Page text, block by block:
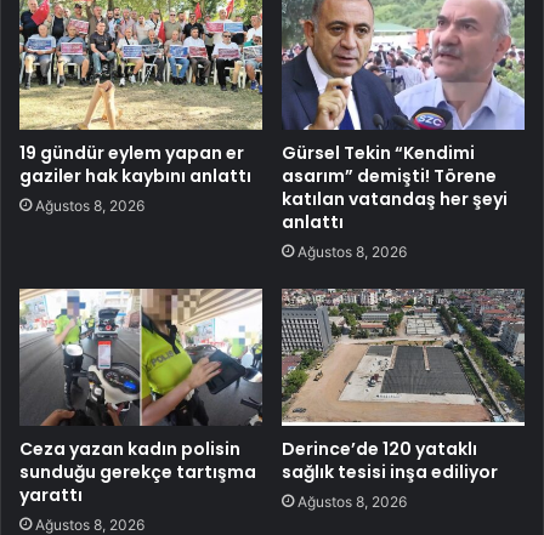
19 gündür eylem yapan er
gaziler hak kaybını anlattı
Ağustos 8, 2026
Gürsel Tekin “Kendimi
asarım” demişti! Törene
katılan vatandaş her şeyi
anlattı
Ağustos 8, 2026
Ceza yazan kadın polisin
sunduğu gerekçe tartışma
yarattı
Ağustos 8, 2026
Derince’de 120 yataklı
sağlık tesisi inşa ediliyor
Ağustos 8, 2026